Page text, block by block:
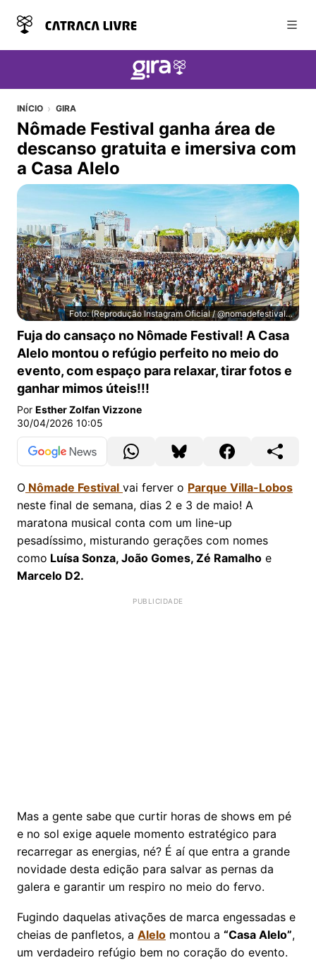
INÍCIO GIRA
Nômade Festival ganha área de
descanso gratuita e imersiva com
a Casa Alelo
Foto: (Reprodução Instagram Oficial / @nomadefestivalsp)
Nômade Festival ganha área de descanso gratuita e
Fuja do cansaço no Nômade Festival! A Casa
Alelo montou o refúgio perfeito no meio do
evento, com espaço para relaxar, tirar fotos e
ganhar mimos úteis!!!
Por Esther Zolfan Vizzone
30/04/2026 10:05
O Nômade Festival vai ferver o Parque Villa-Lobos
neste final de semana, dias 2 e 3 de maio! A
maratona musical conta com um line-up
pesadíssimo, misturando gerações com nomes
como Luísa Sonza, João Gomes, Zé Ramalho e
Marcelo D2.
Mas a gente sabe que curtir horas de shows em pé
e no sol exige aquele momento estratégico para
recarregar as energias, né? É aí que entra a grande
novidade desta edição para salvar as pernas da
galera e garantir um respiro no meio do fervo.
Fugindo daquelas ativações de marca engessadas e
cheias de panfletos, a Alelo montou a “Casa Alelo”,
um verdadeiro refúgio bem no coração do evento.